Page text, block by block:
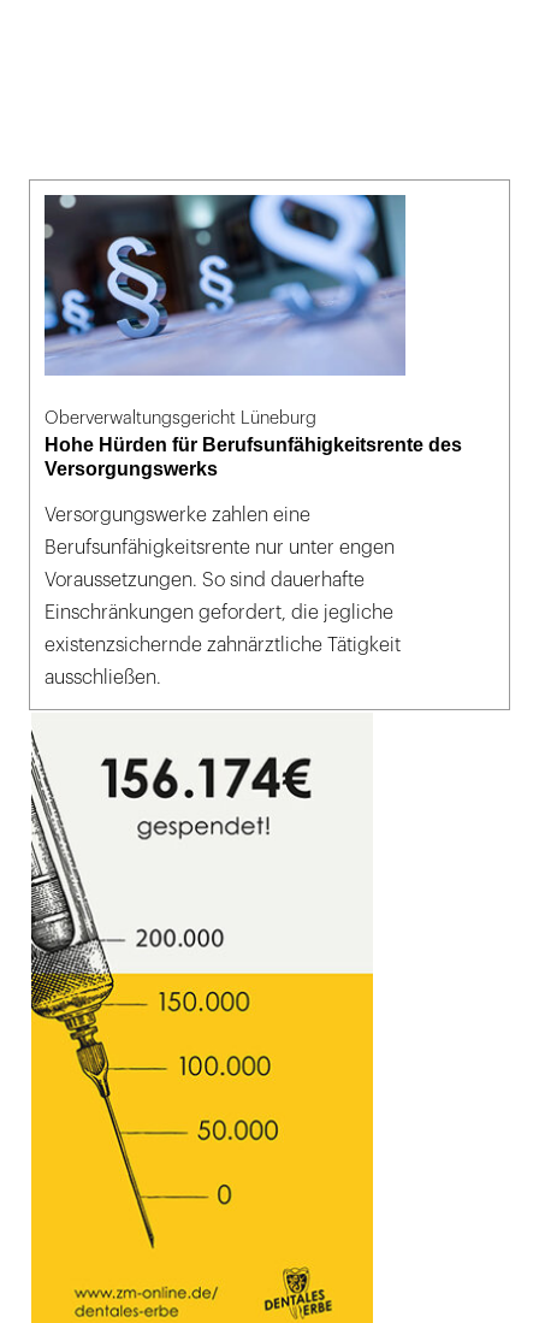
Oberverwaltungsgericht Lüneburg
Hohe Hürden für Berufsunfähigkeitsrente des
Versorgungswerks
Versorgungswerke zahlen eine
Berufsunfähigkeitsrente nur unter engen
Voraussetzungen. So sind dauerhafte
Einschränkungen gefordert, die jegliche
existenzsichernde zahnärztliche Tätigkeit
ausschließen.